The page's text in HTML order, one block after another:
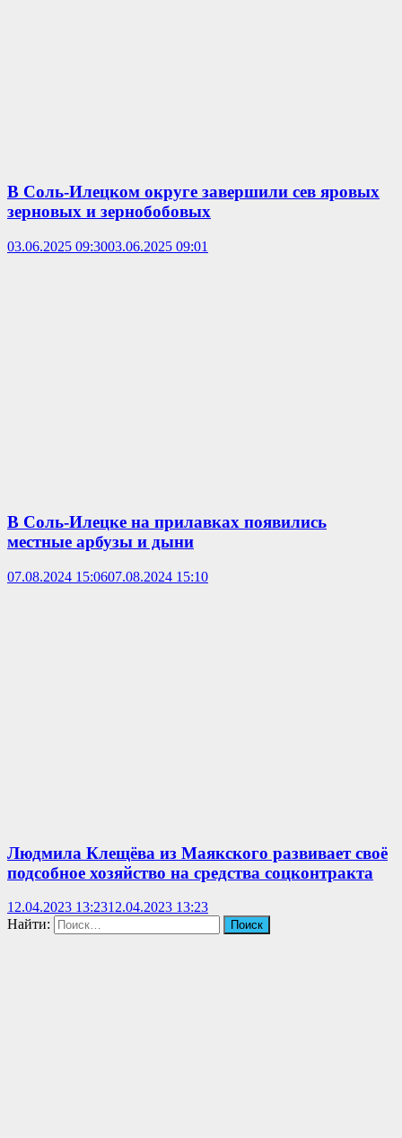
В Соль-Илецком округе завершили сев яровых
зерновых и зернобобовых
03.06.2025 09:3003.06.2025 09:01
В Соль-Илецке на прилавках появились
местные арбузы и дыни
07.08.2024 15:0607.08.2024 15:10
Людмила Клещёва из Маякского развивает своё
подсобное хозяйство на средства соцконтракта
12.04.2023 13:2312.04.2023 13:23
Найти: